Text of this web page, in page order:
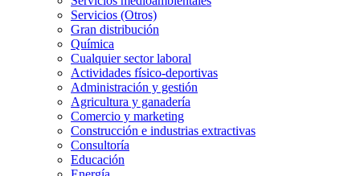
Servicios (Otros)
Gran distribución
Química
Cualquier sector laboral
Actividades físico-deportivas
Administración y gestión
Agricultura y ganadería
Comercio y marketing
Construcción e industrias extractivas
Consultoría
Educación